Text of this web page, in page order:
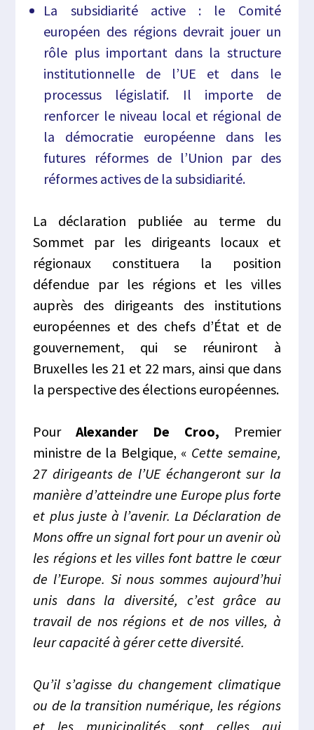
La subsidiarité active : le Comité
européen des régions devrait jouer un
rôle plus important dans la structure
institutionnelle de l’UE et dans le
processus législatif. Il importe de
renforcer le niveau local et régional de
la démocratie européenne dans les
futures réformes de l’Union par des
réformes actives de la subsidiarité.
La déclaration publiée au terme du
Sommet par les dirigeants locaux et
régionaux constituera la position
défendue par les régions et les villes
auprès des dirigeants des institutions
européennes et des chefs d’État et de
gouvernement, qui se réuniront à
Bruxelles les 21 et 22 mars, ainsi que dans
la perspective des élections européennes.
PourAlexander De Croo, Premier
ministre de la Belgique, « Cette semaine,
27 dirigeants de l’UE échangeront sur la
manière d’atteindre une Europe plus forte
et plus juste à l’avenir. La Déclaration de
Mons offre un signal fort pour un avenir où
les régions et les villes font battre le cœur
de l’Europe. Si nous sommes aujourd’hui
unis dans la diversité, c’est grâce au
travail de nos régions et de nos villes, à
leur capacité à gérer cette diversité.
Qu’il s’agisse du changement climatique
ou de la transition numérique, les régions
et les municipalités sont celles qui